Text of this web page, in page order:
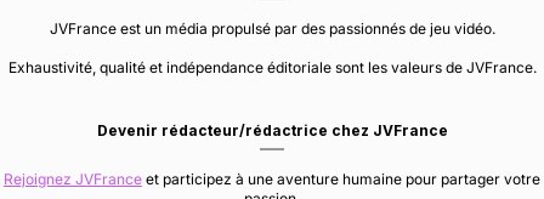
JVFrance est un média propulsé par des passionnés de jeu vidéo.
Exhaustivité, qualité et indépendance éditoriale sont les valeurs de JVFrance.
Devenir rédacteur/rédactrice chez JVFrance
Rejoignez JVFrance et participez à une aventure humaine pour partager votre